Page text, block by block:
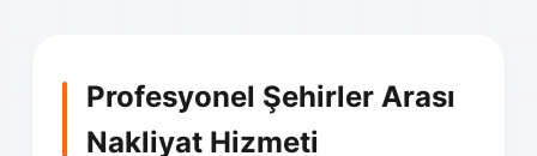
Profesyonel Şehirler Arası
Nakliyat Hizmeti